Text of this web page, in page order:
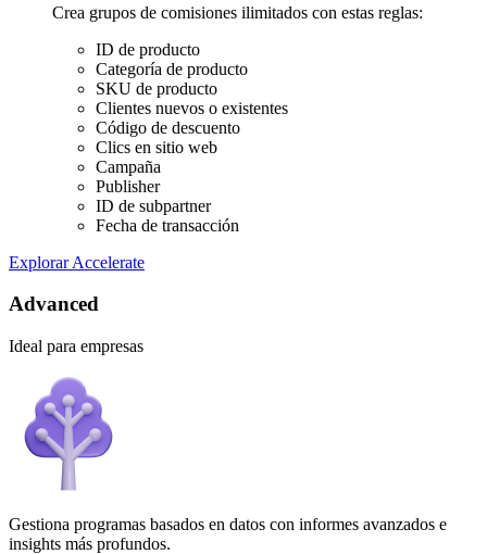
Crea grupos de comisiones ilimitados con estas reglas:
ID de producto
Categoría de producto
SKU de producto
Clientes nuevos o existentes
Código de descuento
Clics en sitio web
Campaña
Publisher
ID de subpartner
Fecha de transacción
Explorar Accelerate
Advanced
Ideal para empresas
Gestiona programas basados en datos con informes avanzados e
insights más profundos.